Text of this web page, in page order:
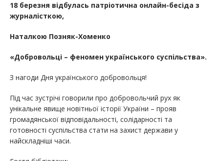
18 березня відбулась патріотична онлайн-бесіда з
журналісткою,
Наталкою Позняк-Хоменко
«Добровольці – феномен українського суспільства».
З нагоди Дня українського добровольця!
Під час зустрічі говорили про добровольчий рух як
унікальне явище новітньої історії України – прояв
громадянської відповідальності, солідарності та
готовності суспільства стати на захист держави у
найскладніші часи.